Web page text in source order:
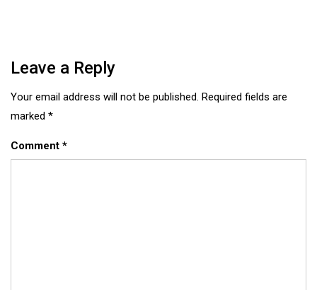
Leave a Reply
Your email address will not be published. Required fields are
marked *
Comment *